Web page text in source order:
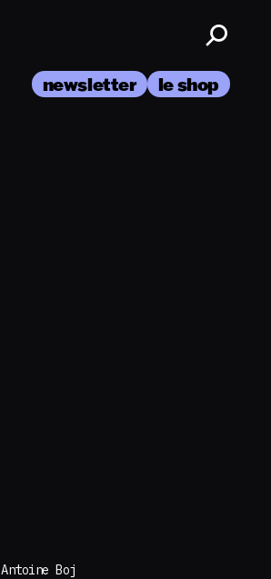
newsletter le shop
Antoine Boj